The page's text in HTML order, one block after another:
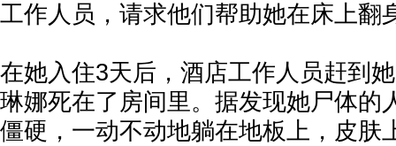
工作人员，请求他们帮助她在床上翻
在她入住3天后，酒店工作人员赶到
琳娜死在了房间里。据发现她尸体的
僵硬，一动不动地躺在地板上，皮肤